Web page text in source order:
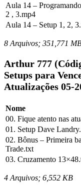
Aula 14 –
2 , 3.mp4
Aula 14 – Setup 1, 2,
8 Arquivos; 351,771
Arthur 777
Setups para
Atualizações 05-
Nome
00. Fique atento nas
01. Setup Dave
02. Bônus – Primeira
Trade.txt
03. Cruzamento
4 Arquivos; 6,552 KB